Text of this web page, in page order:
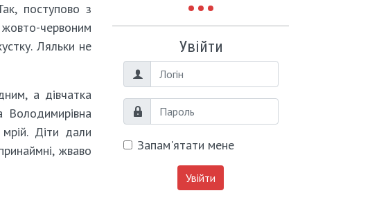
поступово з
жовто-червоним
Ляльки не
а дівчатка
Володимирівна
Діти дали
жваво
Увійти
Логін
Пароль
Запам'ятати мене
Увійти